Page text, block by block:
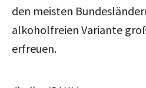
den meisten
alkoholfreien Variante
erfreuen.